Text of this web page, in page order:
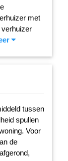
met
tussen
spullen
Voor
de